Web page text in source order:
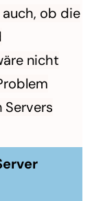
ob die
nicht
Servers